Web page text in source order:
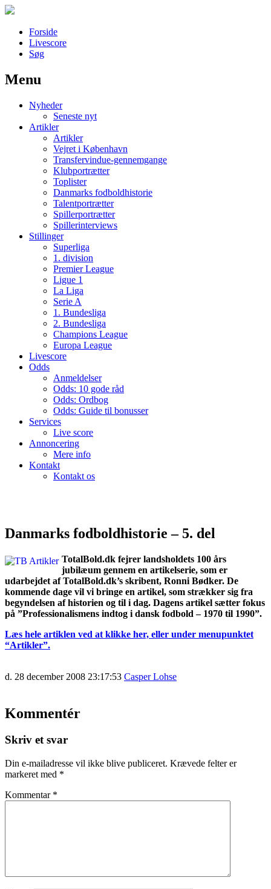
Forside
Livescore
Søg
Наши партнеры
лучшие займы
Menu
Nyheder
Seneste nyt
Artikler
Artikler
Vejret i København
Transfervindue-gennemgange
Klubportrætter
Toplister
Danmarks fodboldhistorie
Talentportrætter
Spillerportrætter
Spillerinterviews
Stillinger
Superliga
1. division
Premier League
Ligue 1
La Liga
Serie A
1. Bundesliga
2. Bundesliga
Champions League
Europa League
Livescore
Odds
Anmeldelser
Odds: 10 gode råd
Odds: Ordbog
Odds: Guide til bonusser
Services
Live score
Annoncering
Mere info
Kontakt
Kontakt os
Danmarks fodboldhistorie – 5. del
TotalBold.dk fejrer landsholdets 100 års
jubilæum gennem en artikelserie, som er
udarbejdet af TotalBold.dk’s skribent, Ronni Bødker. De
kommende dage vil vi bringe en artikel, som strækker sig fra
begyndelsen af historien og til i dag. Dagens artikel sætter fokus
på ”Professionalismens indtog i dansk fodbold – 1970 til 1990”.
Læs hele artiklen ved at klikke her, eller under menupunktet
“Artikler”.
d. 28 december 2008 23:17:53 Casper Lohse
Kommentér
Skriv et svar
Din e-mailadresse vil ikke blive publiceret. Krævede felter er
markeret med *
Kommentar *